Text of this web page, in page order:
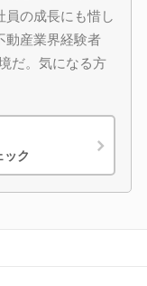
員の成長にも惜し
動産業界経験者
だ。気になる方
ック